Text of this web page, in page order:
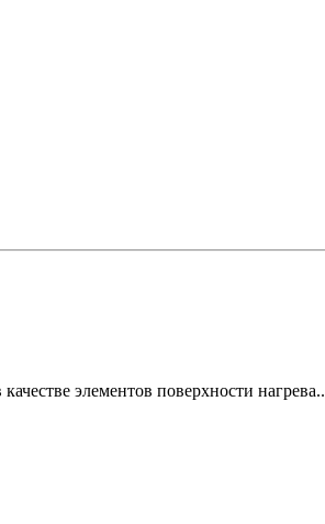
элементов поверхности нагрева..